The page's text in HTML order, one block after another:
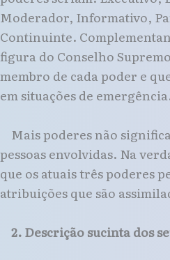
Moderador, Informativo,
Continuinte.
figura do Conselho
membro de cada poder e
em situações de
Mais poderes não
pessoas envolvidas. Na
que os atuais três poderes
atribuições que são
2. Descrição sucinta dos